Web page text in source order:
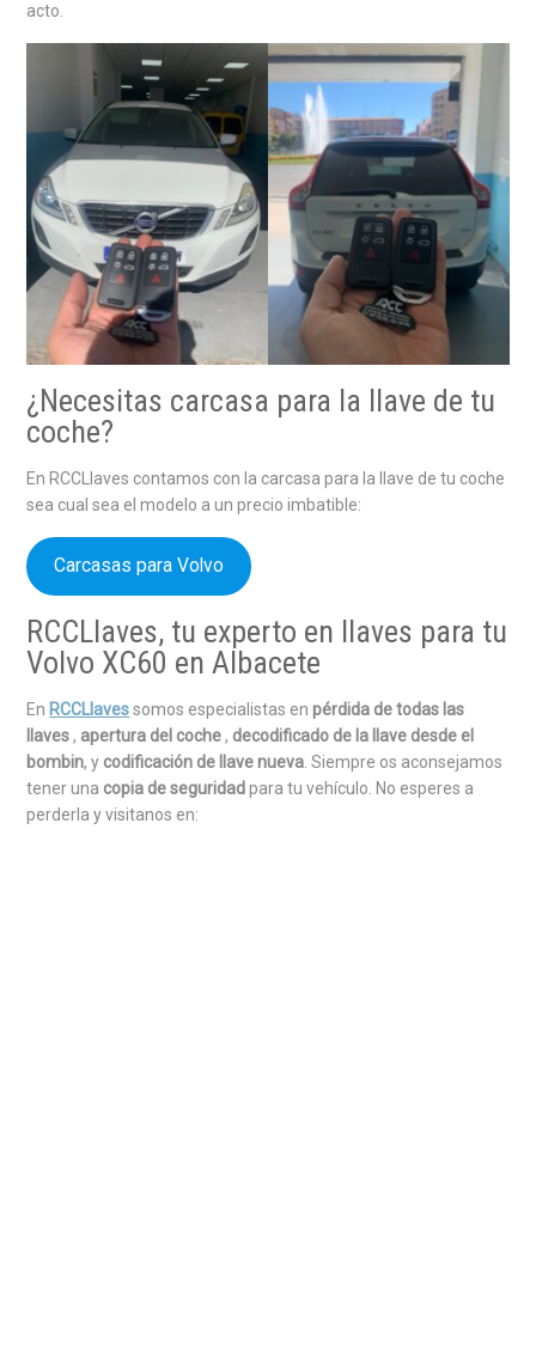
acto.
¿Necesitas carcasa para la llave de tu
coche?
En RCCLlaves contamos con la carcasa para la llave de tu coche
sea cual sea el modelo a un precio imbatible:
Carcasas para Volvo
RCCLlaves, tu experto en llaves para tu
Volvo XC60 en Albacete
En RCCLlavessomos especialistas enpérdida de todas las
llaves, apertura del coche, decodificado de la llave desde el
bombin, y codificación de llave nueva . Siempre os aconsejamos
tener una copia de seguridadpara tu vehículo. No esperes a
perderla y visitanos en: